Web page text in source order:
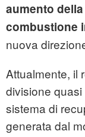
aumento
combustione
nuova
Attualmente, il
divisione
sistema di
generata dal